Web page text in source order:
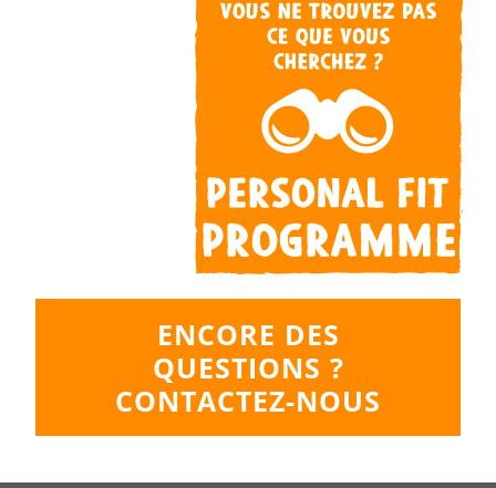
ENCORE DES
QUESTIONS ?
CONTACTEZ-NOUS